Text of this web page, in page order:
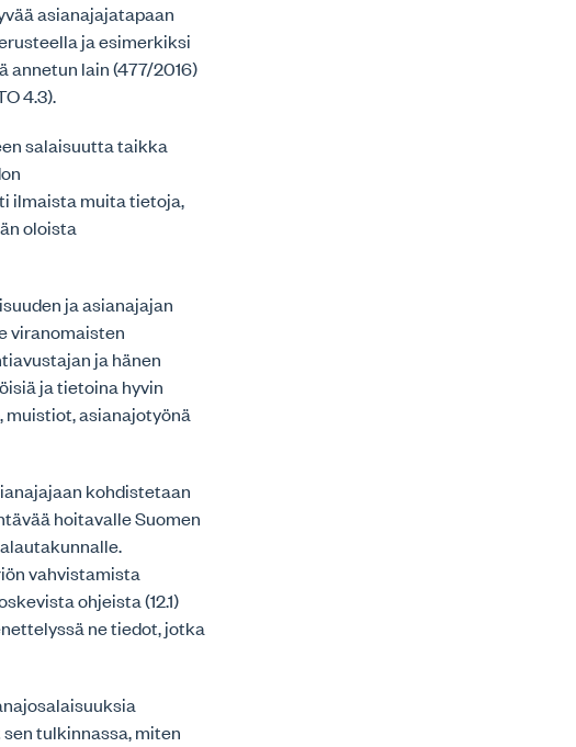
asianajajatapaan
ja esimerkiksi
annetun lain (477/2016)
4.3).
salaisuutta taikka
ilmaista muita tietoja,
oloista
ja asianajajan
viranomaisten
ja hänen
ja tietoina hyvin
asianajotyönä
kohdistetaan
hoitavalle Suomen
vahvistamista
ohjeista (12.1)
ne tiedot, jotka
tulkinnassa, miten